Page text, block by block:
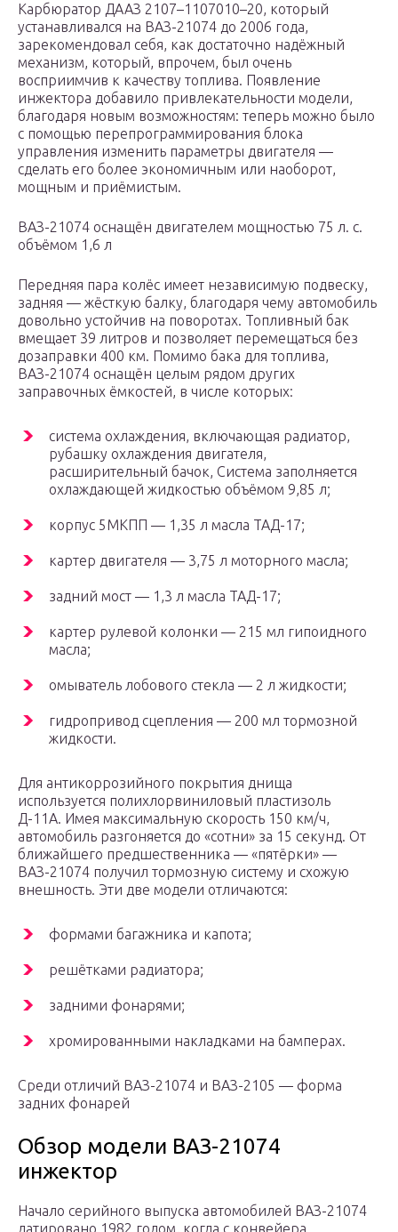
Карбюратор ДААЗ 2107–1107010–20, который
устанавливался на ВАЗ-21074 до 2006 года,
зарекомендовал себя, как достаточно надёжный
механизм, который, впрочем, был очень
восприимчив к качеству топлива. Появление
инжектора добавило привлекательности модели,
благодаря новым возможностям: теперь можно было
с помощью перепрограммирования блока
управления изменить параметры двигателя —
сделать его более экономичным или наоборот,
мощным и приёмистым.
ВАЗ-21074 оснащён двигателем мощностью 75 л. с.
объёмом 1,6 л
Передняя пара колёс имеет независимую подвеску,
задняя — жёсткую балку, благодаря чему автомобиль
довольно устойчив на поворотах. Топливный бак
вмещает 39 литров и позволяет перемещаться без
дозаправки 400 км. Помимо бака для топлива,
ВАЗ-21074 оснащён целым рядом других
заправочных ёмкостей, в числе которых:
система охлаждения, включающая радиатор,
рубашку охлаждения двигателя,
расширительный бачок, Система заполняется
охлаждающей жидкостью объёмом 9,85 л;
корпус 5МКПП — 1,35 л масла ТАД-17;
картер двигателя — 3,75 л моторного масла;
задний мост — 1,3 л масла ТАД-17;
картер рулевой колонки — 215 мл гипоидного
масла;
омыватель лобового стекла — 2 л жидкости;
гидропривод сцепления — 200 мл тормозной
жидкости.
Для антикоррозийного покрытия днища
используется полихлорвиниловый пластизоль
Д-11А. Имея максимальную скорость 150 км/ч,
автомобиль разгоняется до «сотни» за 15 секунд. От
ближайшего предшественника — «пятёрки» —
ВАЗ-21074 получил тормозную систему и схожую
внешность. Эти две модели отличаются:
формами багажника и капота;
решётками радиатора;
задними фонарями;
хромированными накладками на бамперах.
Среди отличий ВАЗ-21074 и ВАЗ-2105 — форма
задних фонарей
Обзор модели ВАЗ-21074
инжектор
Начало серийного выпуска автомобилей ВАЗ-21074
датировано 1982 годом, когда с конвейера